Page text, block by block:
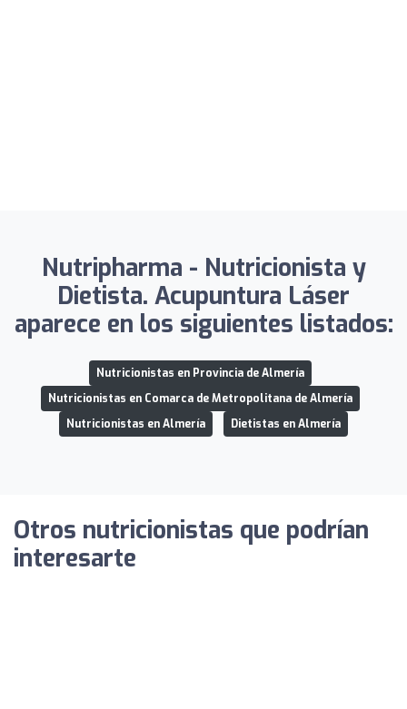
Nutripharma - Nutricionista y
Dietista. Acupuntura Láser
aparece en los siguientes listados:
Nutricionistas en Provincia de Almería
Nutricionistas en Comarca de Metropolitana de Almería
Nutricionistas en Almería
Dietistas en Almería
Otros nutricionistas que podrían
interesarte